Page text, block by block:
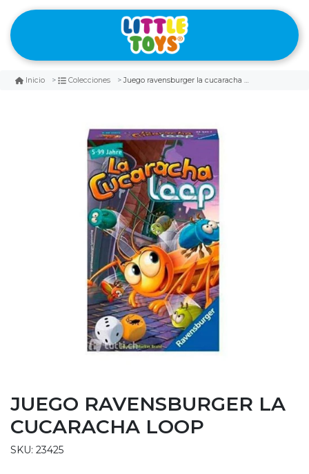
Inicio Colecciones Juego ravensburger la cucaracha loop
JUEGO RAVENSBURGER LA
CUCARACHA LOOP
SKU: 23425